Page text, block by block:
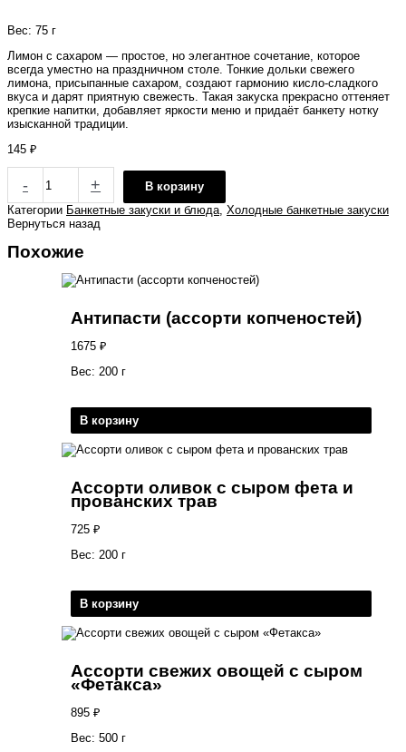
Вес: 75 г
Лимон с сахаром — простое, но элегантное сочетание, которое
всегда уместно на праздничном столе. Тонкие дольки свежего
лимона, присыпанные сахаром, создают гармонию кисло-сладкого
вкуса и дарят приятную свежесть. Такая закуска прекрасно оттеняет
крепкие напитки, добавляет яркости меню и придаёт банкету нотку
изысканной традиции.
145 ₽
- +
В корзину
Категории Банкетные закуски и блюда, Холодные банкетные закуски
Вернуться назад
Похожие
Антипасти (ассорти копченостей)
1675 ₽
Вес: 200 г
В корзину
Ассорти оливок с сыром фета и
прованских трав
725 ₽
Вес: 200 г
В корзину
Ассорти свежих овощей с сыром
«Фетакса»
895 ₽
Вес: 500 г